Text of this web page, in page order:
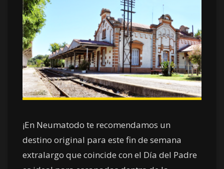
¡En Neumatodo te recomendamos un
destino original para este fin de semana
extralargo que coincide con el Día del Padre